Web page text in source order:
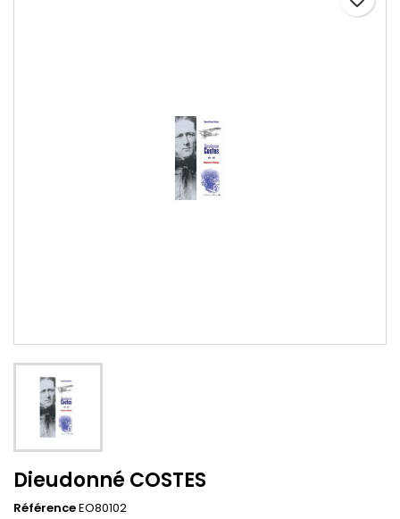
Dieudonné COSTES
RéférenceEO80102